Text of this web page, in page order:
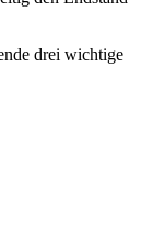
drei wichtige